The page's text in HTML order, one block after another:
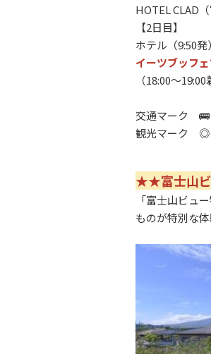
HOTEL CLAD
【2日目】
ホテル（9:50
イーツブッフ
（18:00～19:00
交通マーク
観光マーク ◎
★★富士山
「富士山ビュ
ものが特別な